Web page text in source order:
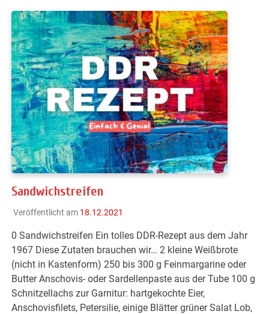
Sandwichstreifen
Veröffentlicht am 18.12.2021
0 Sandwichstreifen Ein tolles DDR-Rezept aus dem Jahr
1967 Diese Zutaten brauchen wir… 2 kleine Weißbrote
(nicht in Kastenform) 250 bis 300 g Feinmargarine oder
Butter Anschovis- oder Sardellenpaste aus der Tube 100 g
Schnitzellachs zur Garnitur: hartgekochte Eier,
Anschovisfilets, Petersilie, einige Blätter grüner Salat Lob,